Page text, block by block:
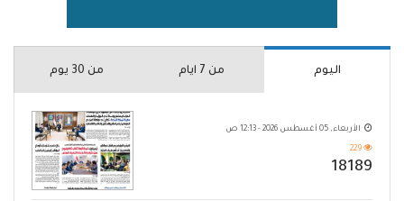
اليوم من 7 ايام من 30 يوم
الأربعاء, 05 أغسطس 2026 - 12:13 ص
229
18189